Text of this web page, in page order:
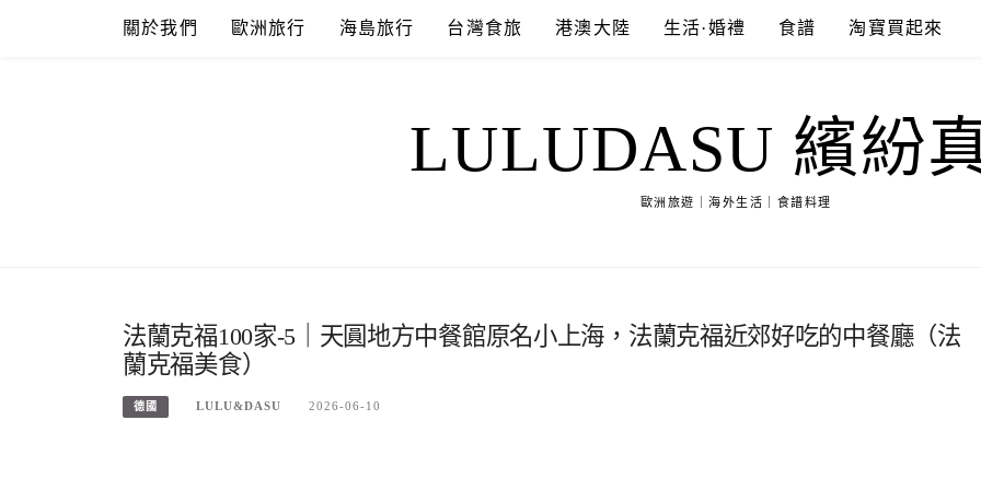
關於我們 歐洲旅行 海島旅行 台灣食旅 港澳大陸 生活·婚禮 食譜 淘寶買起來
LULUDASU 繽紛
歐洲旅遊｜海外生活｜食譜料理
法蘭克福100家-5｜天圓地方中餐館原名小上海，法蘭克福近郊好吃的中餐廳（法
蘭克福美食）
德國 LULU&DASU 2026-06-10